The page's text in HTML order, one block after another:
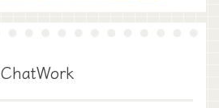
ChatWork